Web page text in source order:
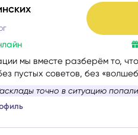
мы вместе разберём то,
пустых советов, без
услышать себя и понять,
или вы просто
дорогу вперёд.
точно в ситуацию попали